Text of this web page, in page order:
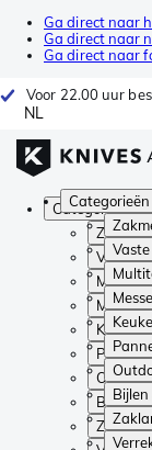
Ga direct naar
Ga direct naar
Ga direct naar
Voor 22.00 uur
NL
Categorieën
Vaste
Categorieën
Vaste
Messen
Pannen
Bijlen &